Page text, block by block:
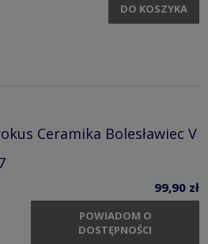
DO KOSZYKA
Ceramika Bolesławiec V
99,90 zł
POWIADOM O
DOSTĘPNOŚCI